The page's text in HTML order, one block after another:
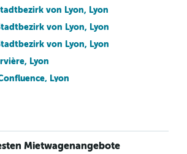
von Lyon, Lyon
von Lyon, Lyon
von Lyon, Lyon
Lyon
Lyon
Dieu, Lyon
Lyon
Mietwagenangebote